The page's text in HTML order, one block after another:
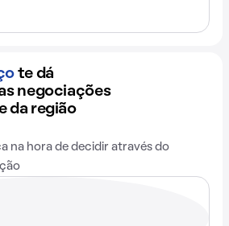
te dá
negociações
da região
na hora de decidir através do